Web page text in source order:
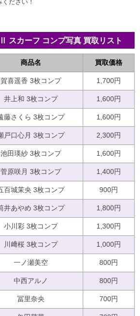
ださい！
スカーフ コンプ写真 買取リスト
商品名 買取価格
賀喜遥香 3枚コンプ 1,700円
井上和 3枚コンプ 1,600円
藤さくら 3枚コンプ 1,600円
戸口心月 3枚コンプ 2,300円
池田瑛紗 3枚コンプ 1,600円
菅原咲月 3枚コンプ 1,400円
百城茉央 3枚コンプ 900円
井あやめ 3枚コンプ 1,800円
小川彩 3枚コンプ 1,300円
川﨑桜 3枚コンプ 1,000円
一ノ瀬美空 800円
中西アルノ 800円
冨里奈央 700円